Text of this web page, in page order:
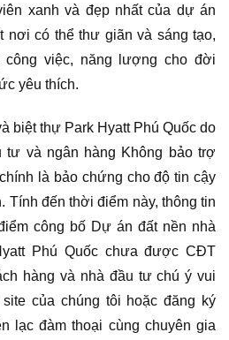
xanh và đẹp nhất của dự án
nơi có thể thư giãn và sáng tạo,
công việc, năng lượng cho đời
yêu thích.
biệt thự Park Hyatt Phú Quốc do
tư và ngân hàng Không bảo trợ
là bảo chứng cho độ tin cậy
Tính đến thời điểm này, thông tin
công bố Dự án đất nền nhà
Phú Quốc chưa được CĐT
hàng và nhà đầu tư chú ý vui
site của chúng tôi hoặc đăng ký
lạc đàm thoại cùng chuyên gia